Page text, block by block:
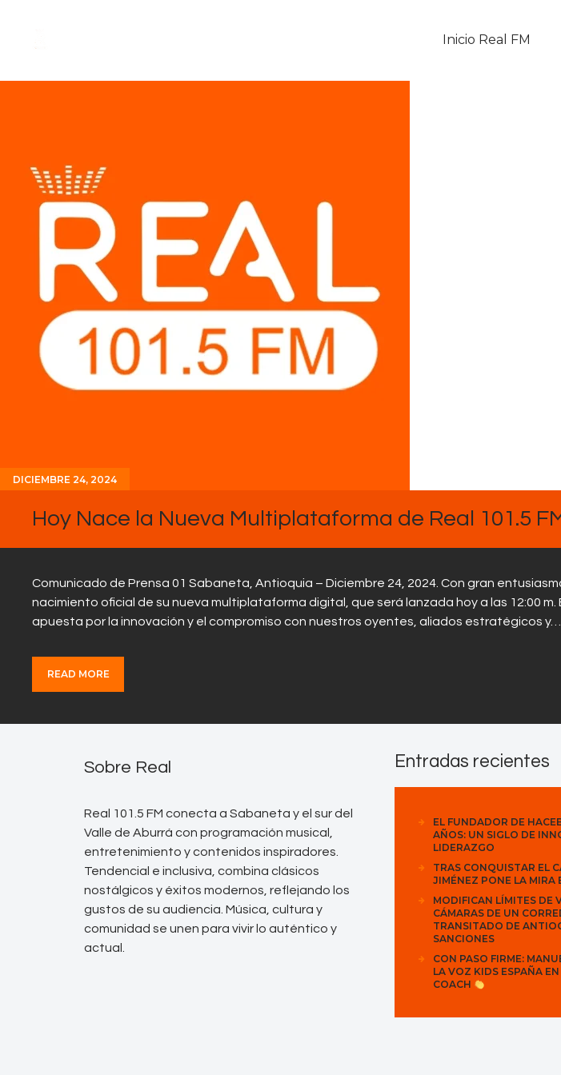
Inicio Real FM
Equipo
Sobre Nosotros
Contactos
DICIEMBRE 24, 2024
Hoy Nace la Nueva Multiplataforma de Real 101.5
Comunicado de Prensa 01 Sabaneta, Antioquia – Diciembre 24, 2024. Con gran
nacimiento oficial de su nueva multiplataforma digital, que será lanzada hoy a las 12:00
apuesta por la innovación y el compromiso con nuestros oyentes, aliados estratégicos y…
READ MORE
Sobre Real
Real 101.5 FM conecta a Sabaneta y el sur del
Valle de Aburrá con programación musical,
entretenimiento y contenidos inspiradores.
Tendencial e inclusiva, combina clásicos
nostálgicos y éxitos modernos, reflejando los
gustos de su audiencia. Música, cultura y
comunidad se unen para vivir lo auténtico y
actual.
Entradas recientes
EL FUNDADOR DE
AÑOS: UN SIGLO DE
LIDERAZGO
TRAS CONQUISTAR EL
JIMÉNEZ PONE LA MIRA
MODIFICAN LÍMITES DE
CÁMARAS DE UN
TRANSITADO DE
SANCIONES
CON PASO FIRME:
LA VOZ KIDS ESPAÑA
COACH